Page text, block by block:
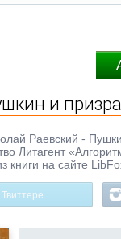
и
Раевский -
Литагент
книги на сайте
Твиттере